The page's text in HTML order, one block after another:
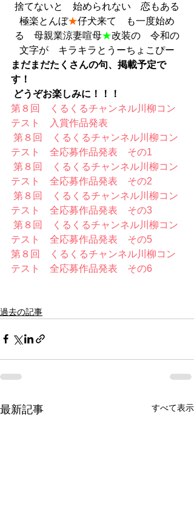
捨てないと　始められない　恋もある
極楽とんぼ★仔犬来て　も一度始め
る　母親業涼妻喧母★改装の　令和の
文字が　キラキラとうーちょこぴー
まだまだたくさんの句、掲載予定で
す！
どうぞお楽しみに！！！
第８回　くるくるチャンネル川柳コン
テスト　入賞作品発表
第８回　くるくるチャンネル川柳コン
テスト　全応募作品発表　その1
第８回　くるくるチャンネル川柳コン
テスト　全応募作品発表　その2
第８回　くるくるチャンネル川柳コン
テスト　全応募作品発表　その3
第８回　くるくるチャンネル川柳コン
テスト　全応募作品発表　その5
第８回　くるくるチャンネル川柳コン
テスト　全応募作品発表　その6
過去の記事
最新記事 すべて表示